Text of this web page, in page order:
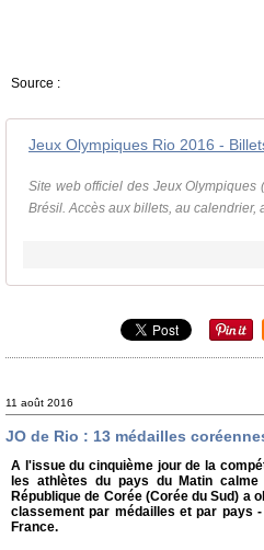
Source :
Jeux Olympiques Rio 2016 -
Site web officiel des Jeux
Brésil. Accès aux billets, au calendrier,
11 août 2016
JO de Rio : 13 médailles
A l'issue du cinquième jour de la
les athlètes du pays du Matin
République de Corée (Corée du Sud)
classement par médailles et par pays
France.